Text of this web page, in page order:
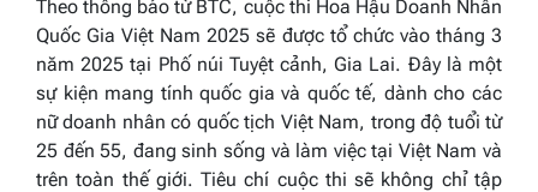
Theo thông báo từ BTC, cuộc thi Hoa Hậu Doanh Nhân
Quốc Gia Việt Nam 2025 sẽ được tổ chức vào tháng 3
năm 2025 tại Phố núi Tuyệt cảnh, Gia Lai. Đây là một
sự kiện mang tính quốc gia và quốc tế, dành cho các
nữ doanh nhân có quốc tịch Việt Nam, trong độ tuổi từ
25 đến 55, đang sinh sống và làm việc tại Việt Nam và
trên toàn thế giới. Tiêu chí cuộc thi sẽ không chỉ tập